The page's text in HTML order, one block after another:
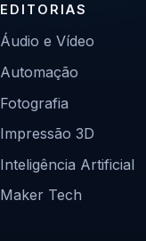
EDITORIAS
Áudio e Vídeo
Automação
Fotografia
Impressão 3D
Inteligência Artificial
Maker Tech